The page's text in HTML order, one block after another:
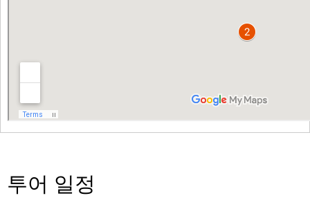
투어 일정